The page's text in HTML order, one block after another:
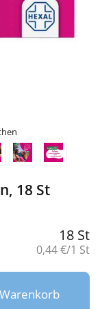
18 St
18 St
Grundpreis:
0,44 €/1 St